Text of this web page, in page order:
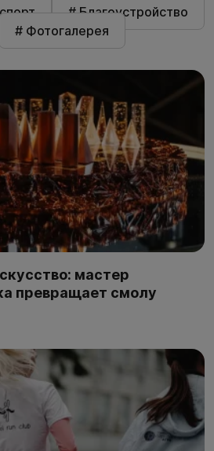
# Благоустройство
# Фотогалерея
мастер
превращает смолу